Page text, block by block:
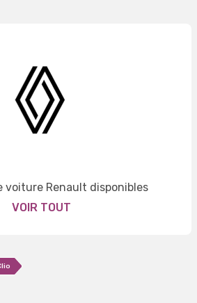
voiture Renault disponibles
VOIR TOUT